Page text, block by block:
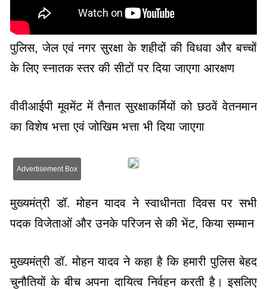
पुलिस, जेल एवं नगर सुरक्षा के शहीदों की विधवा और बच्चों
के लिए स्नातक स्तर की सीटों पर दिया जाएगा आरक्षण
वीवीआईपी मूवमेंट में तैनात सुरक्षाकर्मियों को छठवें वेतनमान
का विशेष भत्ता एवं जोखिम भत्ता भी दिया जाएगा
Advertisement Box
मुख्यमंत्री डॉ. मोहन यादव ने स्वाधीनता दिवस पर सभी
पदक विजेताओं और उनके परिजन से की भेंट, किया सम्मान
मुख्यमंत्री डॉ. मोहन यादव ने कहा है कि हमारी पुलिस बेहद
चुनौतियों के बीच अपना दायित्व निर्वहन करती है। इसलिए